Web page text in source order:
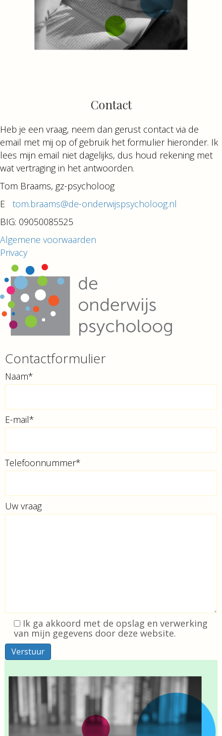
Contact
Heb je een vraag, neem dan gerust contact via de
email met mij op of gebruik het formulier hieronder. Ik
lees mijn email niet dagelijks, dus houd rekening met
wat vertraging in het antwoorden.
Tom Braams, gz-psycholoog
E tom.braams@de-onderwijspsycholoog.nl
BIG: 09050085525
Algemene voorwaarden
Privacy
Contactformulier
Naam*
E-mail*
Telefoonnummer*
Uw vraag
Ik ga akkoord met de opslag en verwerking
van mijn gegevens door deze website.